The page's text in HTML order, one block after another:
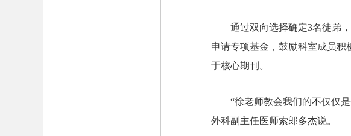
通过双向选择确定3名徒弟
申请专项基金，鼓励科室成员
于核心期刊。
“徐老师教会我们的不仅仅
外科副主任医师索郎多杰说。